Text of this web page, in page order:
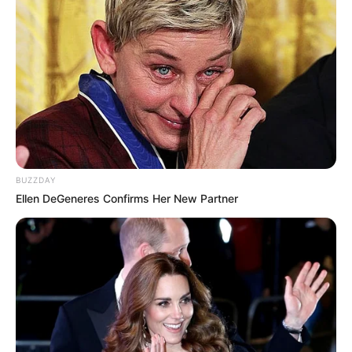
BUZZDAY
Ellen DeGeneres Confirms Her New Partner